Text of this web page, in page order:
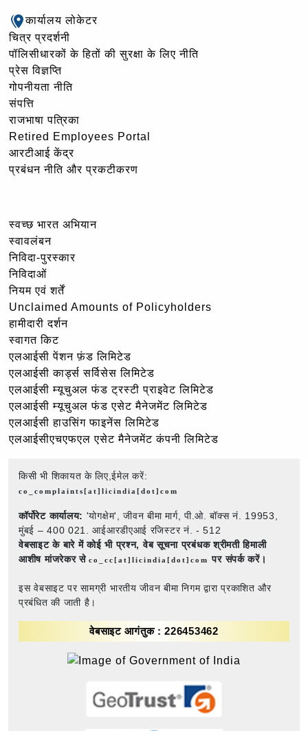
कार्यालय लोकेटर
चित्र प्रदर्शनी
पॉलिसीधारकों के हितों की सुरक्षा के लिए नीति
प्रेस विज्ञप्ति
गोपनीयता नीति
संपत्ति
राजभाषा पत्रिका
Retired Employees Portal
आरटीआई केंद्र
प्रबंधन नीति और प्रकटीकरण
स्वच्छ भारत अभियान
स्वावलंबन
निविदा-पुरस्कार
निविदाओं
नियम एवं शर्तें
Unclaimed Amounts of Policyholders
हामीदारी दर्शन
स्वागत किट
एलआईसी पेंशन फ़ंड लिमिटेड
एलआईसी कार्ड्स सर्विसेस लिमिटेड
एलआईसी म्यूचुअल फंड ट्रस्टी प्राइवेट लिमिटेड
एलआईसी म्यूचुअल फंड एसेट मैनेजमेंट लिमिटेड
एलआईसी हाउसिंग फाइनेंस लिमिटेड
एलआईसीएचएफएल एसेट मैनेजमेंट कंपनी लिमिटेड
किसी भी शिकायत के लिए,ईमेल करें:
co_complaints[at]licindia[dot]com
कॉर्पोरेट कार्यालय: 'योगक्षेम', जीवन बीमा मार्ग, पी.ओ. बॉक्स नं. 19953,
मुंबई – 400 021. आईआरडीएआई रजिस्टर नं. - 512
वेबसाइट के बारे में कोई भी प्रश्न, वेब सूचना प्रबंधक श्रीमती हिमाली
आशीष मांजरेकर सेco_cc[at]licindia[dot]comपर संपर्क करें।
इस वेबसाइट पर सामग्री भारतीय जीवन बीमा निगम द्वारा प्रकाशित और
प्रबंधित की जाती है।
वेबसाइट आगंतुक : 226453462